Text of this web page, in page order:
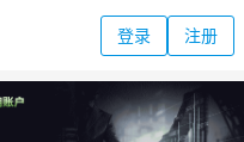
登录 注册